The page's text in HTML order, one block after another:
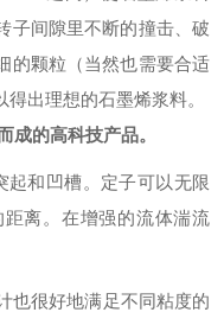
子间隙里不断的撞击、破
的颗粒（当然也需要合适
出理想的石墨烯浆料。
成的高科技产品。
起和凹槽。定子可以无限
离。在增强的流体湍流
也很好地满足不同粘度的